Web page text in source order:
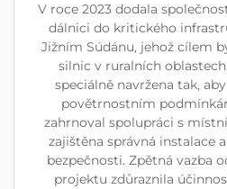
V roce 2023 dodala
dálnici do kritického
Jižním Súdánu, jehož cílem
silnic v ruralních
speciálně navržena tak,
povětrnostním
zahrnoval spolupráci s
zajištěna správná instalace
bezpečnosti. Zpětná vazba
projektu zdůraznila